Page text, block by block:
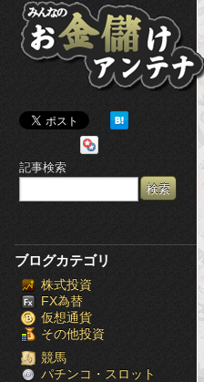
記事検索
ブログカテゴリ
株式投資
FX為替
仮想通貨
その他投資
競馬
パチンコ・スロット